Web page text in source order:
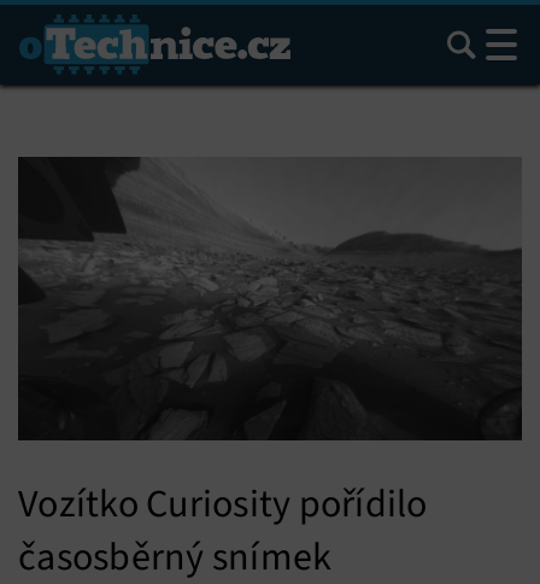
Hledat
Vozítko Curiosity pořídilo
časosběrný snímek